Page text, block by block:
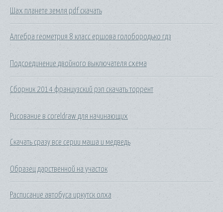
Шах планете земля pdf скачать
Алгебра геометрия 8 класс ершова голобородько гдз
Подсоединение двойного выключателя схема
Сборник 2014 французский рэп скачать торрент
Рисование в coreldraw для начинающих
Скачать сразу все серии маша и медведь
Образец дарственной на участок
Расписание автобуса иркутск олха